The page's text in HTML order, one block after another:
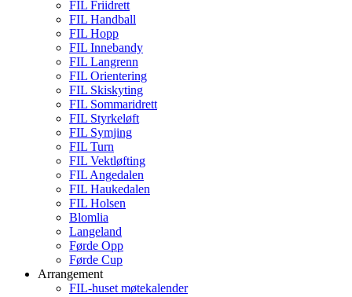
FIL Friidrett
FIL Handball
FIL Hopp
FIL Innebandy
FIL Langrenn
FIL Orientering
FIL Skiskyting
FIL Sommaridrett
FIL Styrkeløft
FIL Symjing
FIL Turn
FIL Vektløfting
FIL Angedalen
FIL Haukedalen
FIL Holsen
Blomlia
Langeland
Førde Opp
Førde Cup
Arrangement
FIL-huset møtekalender